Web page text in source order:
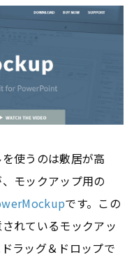
使うのは敷居が高
モックアップ用の
です。この
れているモックアッ
ラッグ＆ドロップで